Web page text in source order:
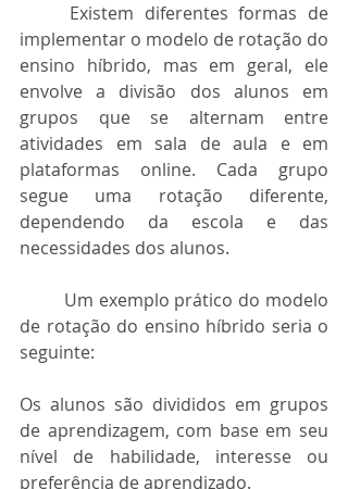
implementar o modelo de rotação do
ensino híbrido, mas em geral, ele
envolve a divisão dos alunos em
grupos que se alternam entre
atividades em sala de aula e em
plataformas online. Cada grupo
segue uma rotação diferente,
dependendo da escola e das
necessidades dos alunos.
de rotação do ensino híbrido seria o
seguinte:
Os alunos são divididos em grupos
de aprendizagem, com base em seu
nível de habilidade, interesse ou
preferência de aprendizado.